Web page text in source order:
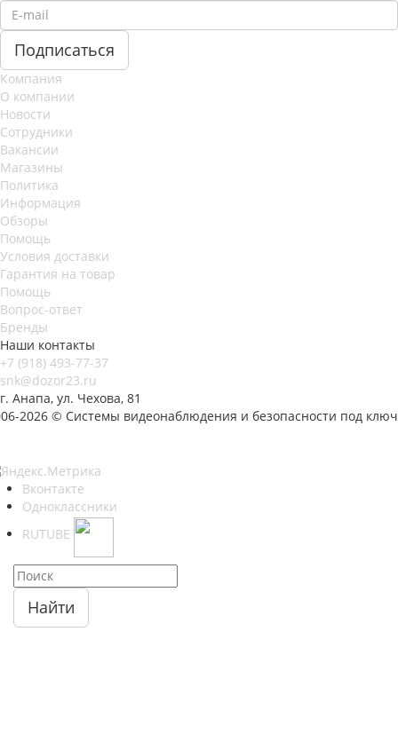
Компания
О компании
Новости
Сотрудники
Вакансии
Магазины
Политика
Информация
Обзоры
Помощь
Условия доставки
Гарантия на товар
Помощь
Вопрос-ответ
Бренды
Наши контакты
+7 (918) 493-77-37
snk@dozor23.ru
г. Анапа, ул. Чехова, 81
2026 © Системы видеонаблюдения и безопасности под ключ
Вконтакте
Одноклассники
RUTUBE
Найти